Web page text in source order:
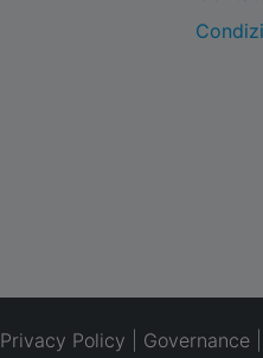
Privacy Policy Governance